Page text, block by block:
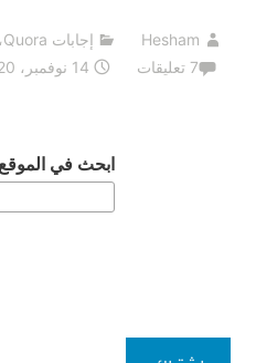
معرفتها
لتعيش
إنتاجية
Hesham إجابات Quora ،
7 تعليقات
14 نوفمبر، 2020
ابحث في الموقع